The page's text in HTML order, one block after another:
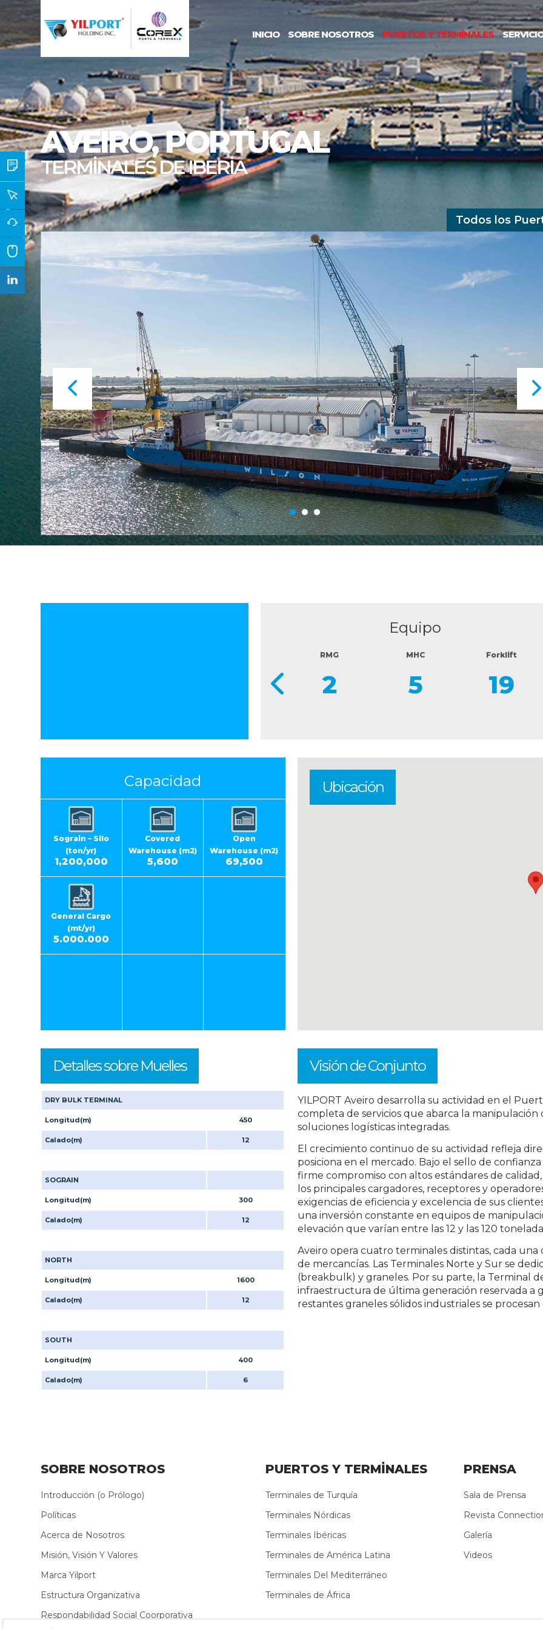
INICIO SOBRE NOSOTROS PUERTOS Y TERMİNALES
AVEIRO, PORTUGAL
TERMİNALES DE IBERİA
Todos los
Equipo
RMG
2
MHC
5
Forklift
19
Capacidad
Sograin – Silo
(ton/yr)
1,200,000
Covered
Warehouse (m2)
5,600
Open
Warehouse (m2)
69,500
General Cargo
(mt/yr)
5.000.000
Ubicación
Detalles sobre Muelles
DRY BULK TERMINAL
Longitud(m) 450
Calado(m) 12
SOGRAIN
Longitud(m) 300
Calado(m) 12
NORTH
Longitud(m) 1600
Calado(m) 12
SOUTH
Longitud(m) 400
Calado(m) 6
Visión de Conjunto
YILPORT Aveiro desarrolla su actividad en el
completa de servicios que abarca la
soluciones logísticas integradas.
El crecimiento continuo de su actividad refleja
posiciona en el mercado. Bajo el sello de
firme compromiso con altos estándares de
los principales cargadores, receptores y
exigencias de eficiencia y excelencia de sus
una inversión constante en equipos de
elevación que varían entre las 12 y las 120
Aveiro opera cuatro terminales distintas, cada
de mercancías. Las Terminales Norte y Sur se
(breakbulk) y graneles. Por su parte, la Terminal
infraestructura de última generación reservada a
restantes graneles sólidos industriales se
SOBRE NOSOTROS
Introducción (o Prólogo)
Políticas
Acerca de Nosotros
Misión, Visión Y Valores
Marca Yilport
Estructura Organizativa
Respondabilidad Social Coorporativa
PUERTOS Y TERMİNALES
Terminales de Turquía
Terminales Nórdicas
Terminales Ibéricas
Terminales de América Latina
Terminales Del Mediterráneo
Terminales de África
PRENSA
Sala de Prensa
Revista
Galería
Videos